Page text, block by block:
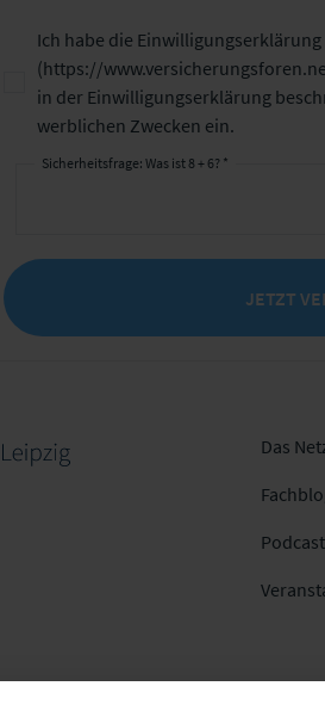
Ich habe die Einwilligungserklärung
(https://
in der Einwilligungserklärung
werblichen Zwecken ein.
Sicherheitsfrage: Was ist 8 + 6? *
JETZT
Das